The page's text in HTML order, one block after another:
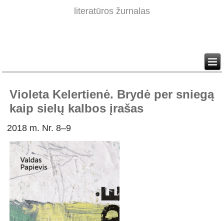
literatūros žurnalas
Violeta Kelertienė. Brydė per sniegą
kaip sielų kalbos įrašas
2018 m. Nr. 8–9